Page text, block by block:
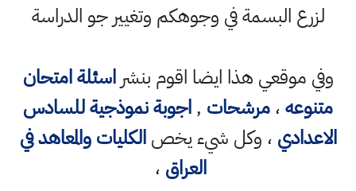
لزرع البسمة في وجوهكم وتغيير جو الدراسة
وفي موقعي هذا ايضا اقوم بنشراسئلة امتحان
متنوعه،مرشحات ,اجوبة نموذجية للسادس
الاعدادي ، وكل شيء يخصالكليات والمعاهد في
العراق ،